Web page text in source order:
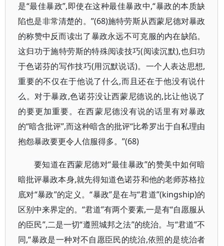
是“最佳暴政”,即使在这种最佳暴政中,“暴政的本质缺
陷也是非常清楚的。”(68)施特劳斯从西蒙尼德对暴政
的称赞中反而读出了暴政永远不可克服的内在缺陷。
这归功于施特劳斯的特殊阅读技巧(阅读沉默),也归功
于色诺芬的写作技巧(用沉默说话)。一个人表达思想,
重要的不仅在于他说了什么,而且还在于他没有说什
么。对于暴政,色诺芬没让西蒙尼德说的,比让他说了
的要更加重要。在西蒙尼德没有说的话里有对暴政
的“暗含批评”,而这种暗含的批评“比希罗出于自私理由
抱怨暴政要更令人信服得多。”(68)
要知道在西蒙尼德对“最佳暴政”的赞美中如何暗
暗批评暴政本身,就先得知道色诺芬和他的老师苏格拉
底对“暴政”的定义。“暴政”是在与“君道”(kingship)的
区别中来界定的。“君道”有两个要素,一是有“自愿服从
的臣民”,二是一切“遵照城邦之法”的统治。与“君道”不
同,“暴政是一种对不自愿臣民的统治,依照的是统治者